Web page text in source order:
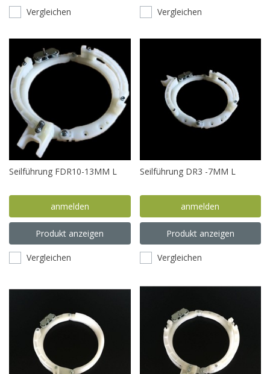
Vergleichen Vergleichen
Seilführung FDR10-13MM L
anmelden
Produkt anzeigen
Vergleichen
Seilführung DR3 -7MM L
anmelden
Produkt anzeigen
Vergleichen